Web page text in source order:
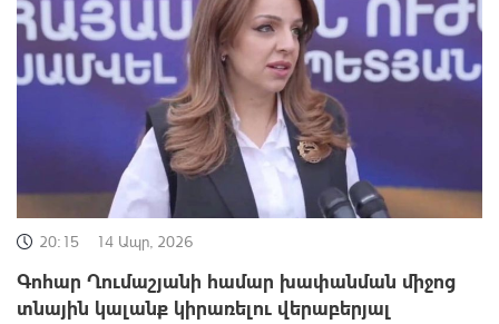
20:15 14 Ապր, 2026
Գոհար Ղումաշյանի համար խափանման միջոց
տնային կալանք կիրառելու վերաբերյալ